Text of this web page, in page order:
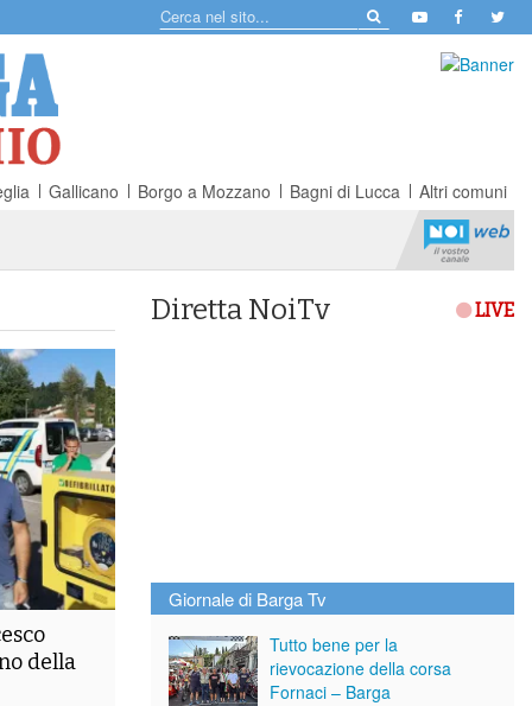
Gallicano Borgo a Mozzano Bagni di Lucca Altri comuni
della
Diretta NoiTv LIVE
Giornale di Barga Tv
Tutto bene per la
rievocazione della corsa
Fornaci – Barga